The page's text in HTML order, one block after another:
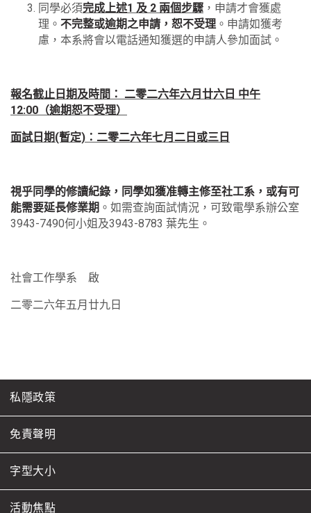
同學必須完成上述1 及 2 兩個步驟 ，申請才會獲處
理。 不完整或逾期之申請，恕不受理 。申請如獲考
慮，本系將會以電話通知獲選的申請人參加面試。
報名截止日期及時間： 二零二六年六月廿六日 中午
12:00（逾期恕不受理）
面試日期(暫定)：二零二六年七月二日或三日
視乎同學的修讀紀錄，同學如獲准轉主修至社工系，或有可
能需要延長修業期 。如需查詢面試情況，可致電學系辦公室
3943-7490何小姐及3943-8783 葉先生。
社會工作學系 啟
二零二六年五月廿九日
私隱政策
免責聲明
字型大小
活動焦點